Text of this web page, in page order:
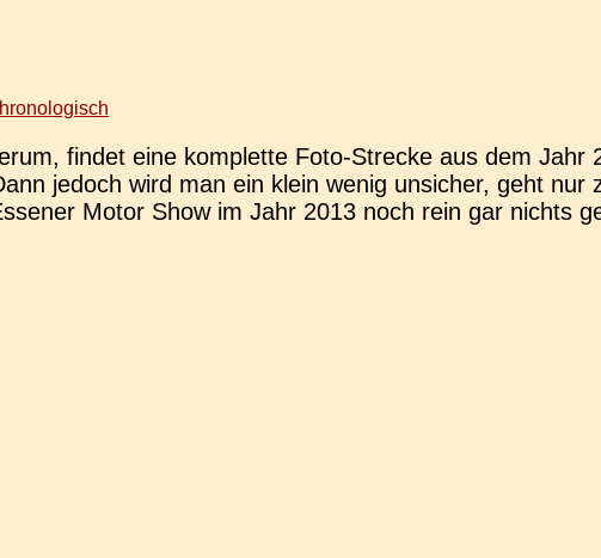
findet eine kom­plet­te Foto-Stre­­cke aus dem Jahr
jedoch wird man ein klein wenig unsi­cher, geht
Motor Show im Jahr 2013 noch rein gar nichts